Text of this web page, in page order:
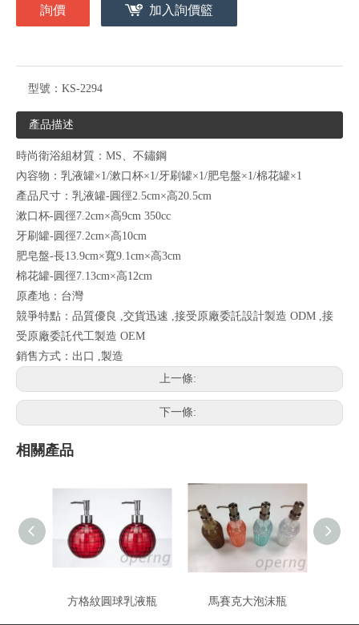
詢價 加入詢價籃
型號： KS-2294
產品描述
時尚衛浴組材質：MS、不鏽鋼
內容物：乳液罐×1/漱口杯×1/牙刷罐×1/肥皂盤×1/棉花罐×1
產品尺寸：乳液罐-圓徑2.5cm×高20.5cm
漱口杯-圓徑7.2cm×高9cm 350cc
牙刷罐-圓徑7.2cm×高10cm
肥皂盤-長13.9cm×寬9.1cm×高3cm
棉花罐-圓徑7.13cm×高12cm
原產地：台灣
競爭特點：品質優良 ,交貨迅速 ,接受原廠委託設計製造 ODM ,接
受原廠委託代工製造 OEM
銷售方式：出口 ,製造
上一條:
下一條:
相關產品
方格紋圓球乳液瓶 馬賽克大泡沫瓶